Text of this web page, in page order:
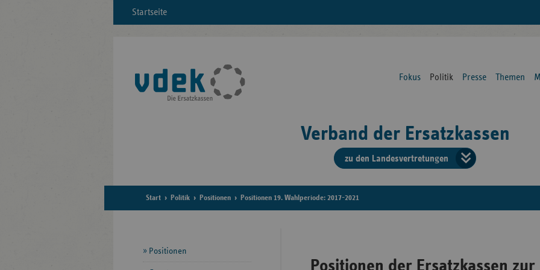
Startseite
Fokus Politik Presse Themen
Verband der Ersatzkassen
zu den Landesvertretungen
der
Start Politik Positionen Positionen 19. Wahlperiode: 2017-2021
Positionen der Ersatzkassen zur
Seitennavigation
Positionen